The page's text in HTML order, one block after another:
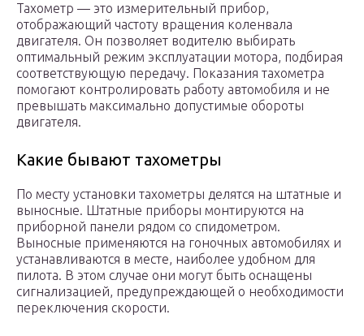
Тахометр — это измерительный прибор,
отображающий частоту вращения коленвала
двигателя. Он позволяет водителю выбирать
оптимальный режим эксплуатации мотора, подбирая
соответствующую передачу. Показания тахометра
помогают контролировать работу автомобиля и не
превышать максимально допустимые обороты
двигателя.
Какие бывают тахометры
По месту установки тахометры делятся на штатные и
выносные. Штатные приборы монтируются на
приборной панели рядом со спидометром.
Выносные применяются на гоночных автомобилях и
устанавливаются в месте, наиболее удобном для
пилота. В этом случае они могут быть оснащены
сигнализацией, предупреждающей о необходимости
переключения скорости.